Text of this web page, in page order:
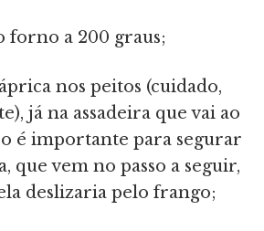
forno a 200 graus;
nos peitos (cuidado,
já na assadeira que vai ao
é importante para segurar
que vem no passo a seguir,
deslizaria pelo frango;